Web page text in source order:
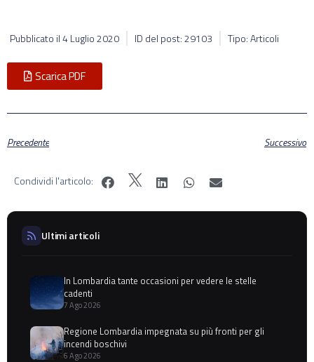
Pubblicato il4 Luglio 2020 ID del post: 29103 Tipo: Articoli
Scarica PDF
Precedente Successivo
Condividi l'articolo:
Ultimi articoli
In Lombardia tante occasioni per vedere le stelle
cadenti
7 Ago 2026
Regione Lombardia impegnata su più fronti per gli
incendi boschivi
6 Ago 2026